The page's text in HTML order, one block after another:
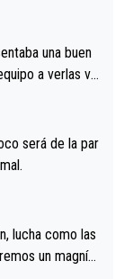
una buen
a verlas ve
en San Seb
podríamos ten
será de la par
lucha como las
un magnífi